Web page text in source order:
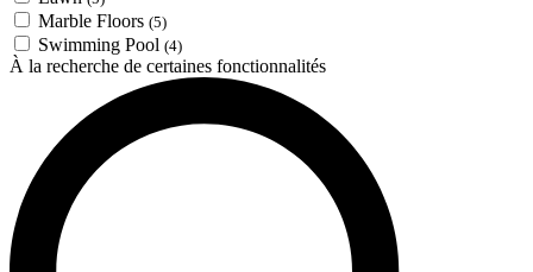
Marble Floors (5)
Swimming Pool (4)
À la recherche de certaines fonctionnalités